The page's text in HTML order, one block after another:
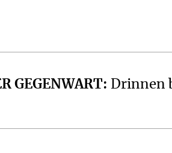
GEGENWART: Drinnen